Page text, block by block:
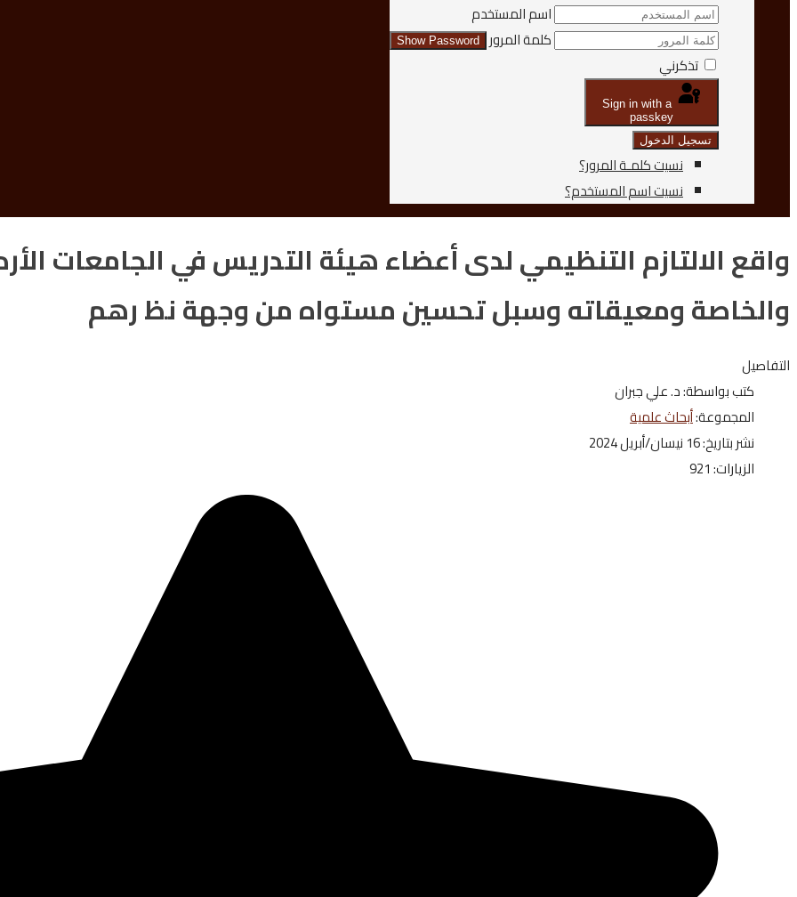
اسم المستخدم
كلمة المرور
Show Password
تذكرني
Sign in with a
passkey
تسجيل الدخول
نسيت كلمـة المرور؟
نسيت اسم المستخدم؟
واقع الالتازم التنظيمي لدى أعضاء هيئة التدريس في الجامعات
والخاصة ومعيقاته وسبل تحسين مستواه من وجهة نظ رهم
التفاصيل
كتب بواسطة:د. علي جبران
المجموعة:أبحاث علمية
نشر بتاريخ: 16 نيسان/أبريل 2024
الزيارات: 921